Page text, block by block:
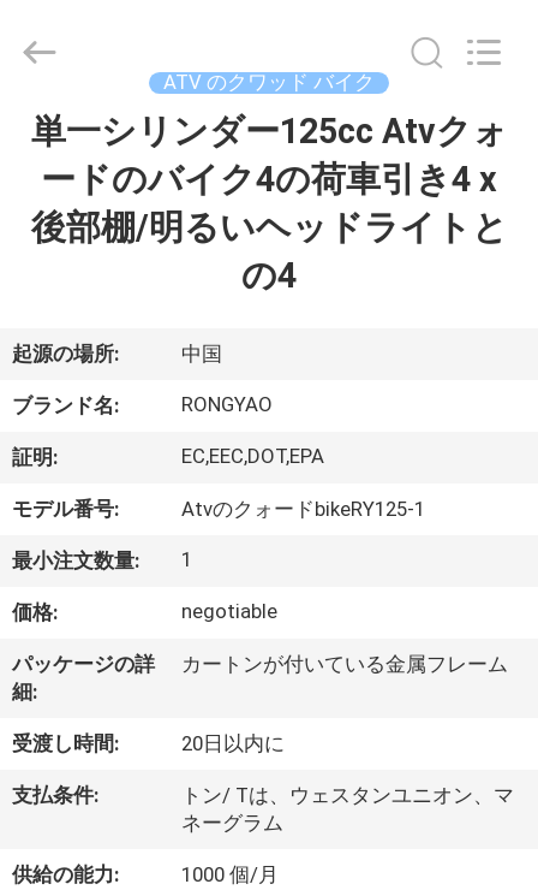
家
プ
ク
ト
私
達
つ
い
て
工
場
Shanghai
Rongyao
Rights
Reserved.
ATV のクワッド バイク
単一シリンダー125cc Atvクォ
ードのバイク4の荷車引き4 x
後部棚/明るいヘッドライトと
の4
起源の場所: 中国
ブランド名: RONGYAO
証明: EC,EEC,DOT,EPA
モデル番号: AtvのクォードbikeRY125-1
最小注文数量: 1
価格: negotiable
パッケージの詳
細:
カートンが付いている金属フレーム
受渡し時間: 20日以内に
支払条件:
トン/ Tは、ウェスタンユニオン、マ
ネーグラム
供給の能力: 1000 個/月